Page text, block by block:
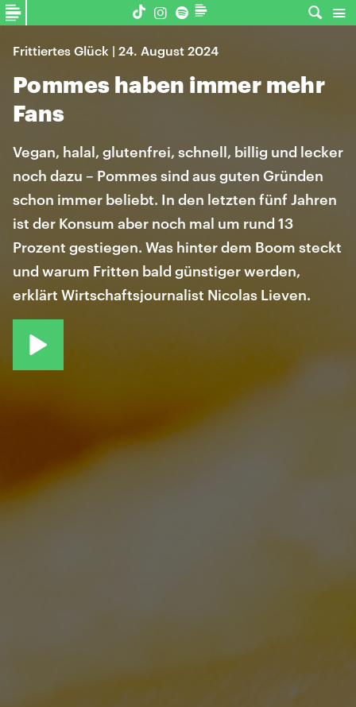
Frittiertes Glück | 24. August 2024
Pommes haben immer mehr
Fans
Vegan, halal, glutenfrei, schnell, billig und lecker
noch dazu – Pommes sind aus guten Gründen
schon immer beliebt. In den letzten fünf Jahren
ist der Konsum aber noch mal um rund 13
Prozent gestiegen. Was hinter dem Boom steckt
und warum Fritten bald günstiger werden,
erklärt Wirtschaftsjournalist Nicolas Lieven.